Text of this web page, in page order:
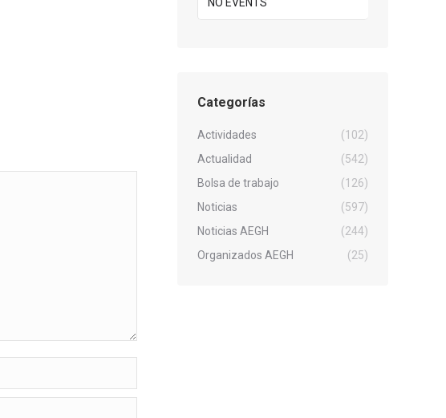
Categorías
Actividades
(102)
Actualidad
(542)
Bolsa de trabajo
(126)
Noticias
(597)
Noticias AEGH
(244)
Organizados AEGH
(25)